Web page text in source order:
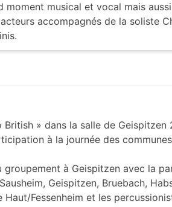
moment musical et vocal mais
accompagnés de la soliste
British » dans la salle de Geispitzen
à la journée des communes
groupement à Geispitzen avec la
Geispitzen, Bruebach,
Haut/Fessenheim et les